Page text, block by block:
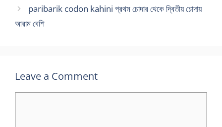
paribarik codon kahini প্রথম চোদার থেকে দ্বিতীয় চোদায়
আরাম বেশি
Leave a Comment